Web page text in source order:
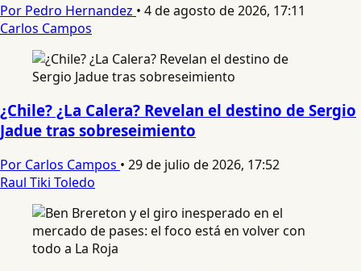
Por Pedro Hernandez • 4 de agosto de 2026, 17:11
Carlos Campos
¿Chile? ¿La Calera? Revelan el destino de Sergio
Jadue tras sobreseimiento
Por Carlos Campos • 29 de julio de 2026, 17:52
Raul Tiki Toledo